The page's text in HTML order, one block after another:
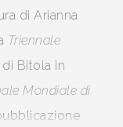
di Arianna
Triennale
di Bitola in
Mondiale di